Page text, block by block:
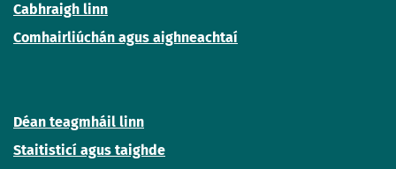
Cabhraigh linn
Comhairliúchán agus aighneachtaí
Déan teagmháil linn
Staitisticí agus taighde